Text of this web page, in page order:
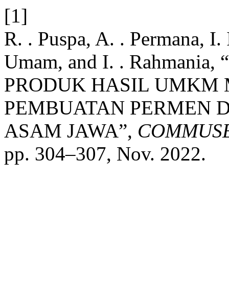
[1]
R. . Puspa, A. . Permana,
Umam, and I. .
PRODUK HASIL
PEMBUATAN PERMEN
ASAM JAWA”,
pp. 304–307, Nov. 2022.